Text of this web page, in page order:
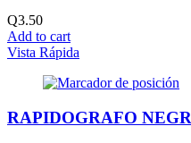
Q3.50
Add to cart
Vista Rápida
RAPIDOGRAFO